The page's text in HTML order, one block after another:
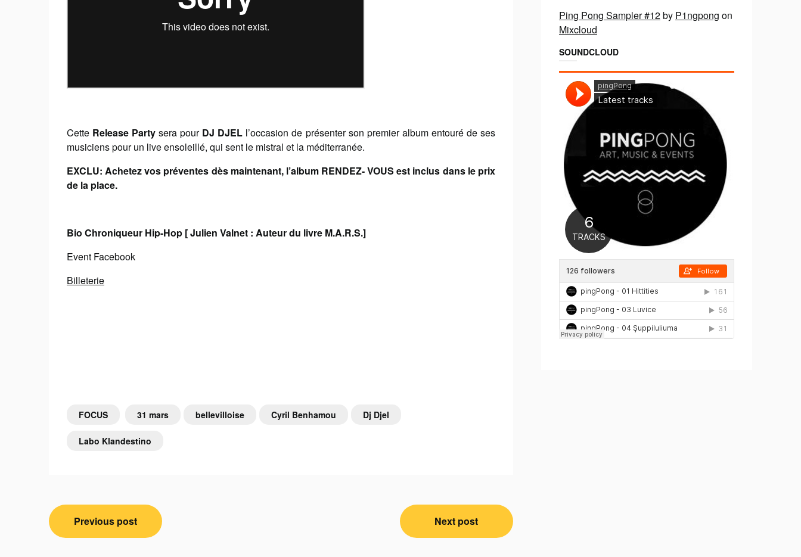
Cette Release Party sera pour DJ DJEL l’occasion de présenter son premier album entouré de ses
musiciens pour un live ensoleillé, qui sent le mistral et la méditerranée.
EXCLU: Achetez vos préventes dès maintenant, l’album RENDEZ- VOUS est inclus dans le prix
de la place.
Bio Chroniqueur Hip-Hop [ Julien Valnet : Auteur du livre M.A.R.S.]
Event Facebook
Billeterie
FOCUS 31 mars bellevilloise Cyril Benhamou Dj Djel
Labo Klandestino
Navigation
de
Previous post Next post
Ping Pong Sampler #12by P1ngpong on
Mixcloud
SOUNDCLOUD